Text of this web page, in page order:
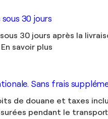
30 jours
30 jours après la
En savoir plus
Sans frais
de douane et taxes
pendant le